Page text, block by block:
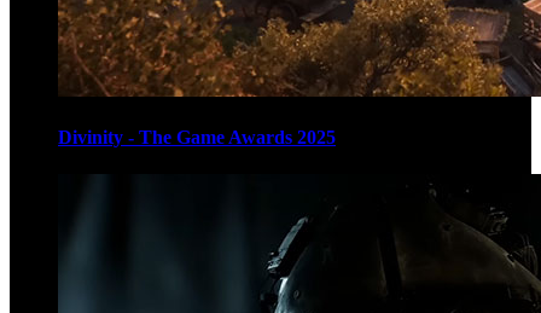
Divinity - The Game Awards 2025